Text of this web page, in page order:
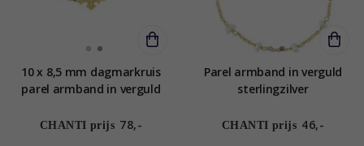
10 x 8,5 mm dagmarkruis
parel armband in verguld
CHANTI prijs 78,-
Parel armband in verguld
sterlingzilver
CHANTI prijs 46,-